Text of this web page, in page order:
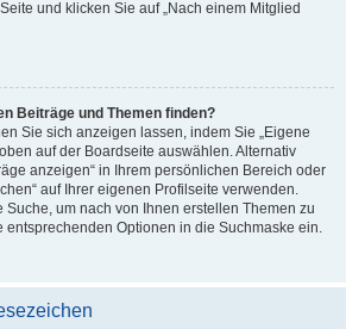
und klicken Sie auf „Nach einem Mitglied
Beiträge und Themen finden?
Sie sich anzeigen lassen, indem Sie „Eigene
auf der Boardseite auswählen. Alternativ
anzeigen“ in Ihrem persönlichen Bereich oder
auf Ihrer eigenen Profilseite verwenden.
Suche, um nach von Ihnen erstellen Themen zu
entsprechenden Optionen in die Suchmaske ein.